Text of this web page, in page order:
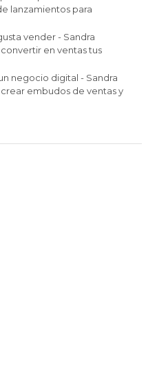
lanzamientos para
vender - Sandra
en ventas tus
negocio digital - Sandra
embudos de ventas y